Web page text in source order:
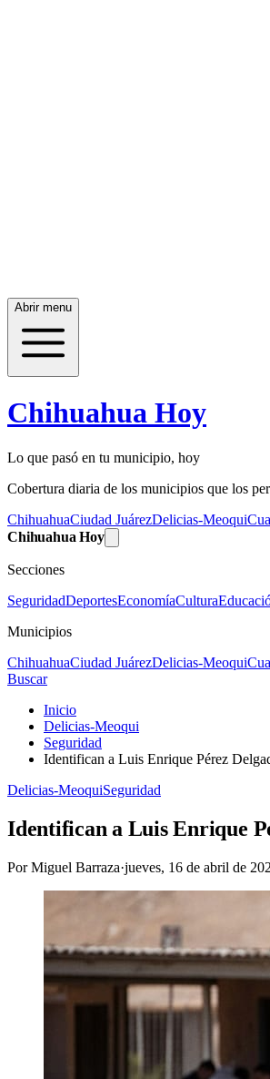
Abrir menu
Chihuahua Hoy
Lo que pasó en tu municipio, hoy
Cobertura diaria de los municipios que los
ChihuahuaCiudad JuárezDelicias-Meoqui
Chihuahua Hoy
Secciones
SeguridadDeportesEconomíaCultura
Municipios
ChihuahuaCiudad JuárezDelicias-Meoqui
Buscar
Inicio
Delicias-Meoqui
Seguridad
Identifican a Luis Enrique Pérez
Delicias-MeoquiSeguridad
Identifican a Luis Enrique
PorMiguel Barraza·jueves, 16 de abril de